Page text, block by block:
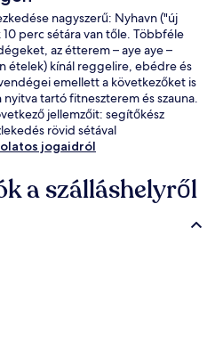
nagyszerű: Nyhavn ("új
perc sétára van tőle. Többféle
az étterem – aye aye –
ételek) kínál reggelire, ebédre és
emellett a következőket is
tartó fitneszterem és szauna.
jellemzőit: segítőkész
rövid sétával
és metróállomás 8 perc,
jogaidról
a szálláshelyről